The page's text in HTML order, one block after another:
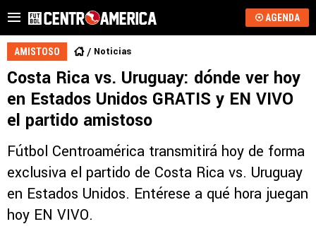
AGENDA
AMISTOSO Noticias
Costa Rica vs. Uruguay: dónde ver hoy
en Estados Unidos GRATIS y EN VIVO
el partido amistoso
Fútbol Centroamérica transmitirá hoy de forma
exclusiva el partido de Costa Rica vs. Uruguay
en Estados Unidos. Entérese a qué hora juegan
hoy EN VIVO.